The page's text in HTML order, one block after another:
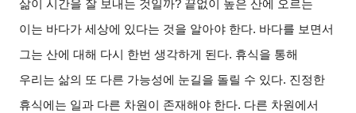
삶이 시간을 잘 보내는 것일까? 끝없이 높은 산에 오르는
이는 바다가 세상에 있다는 것을 알아야 한다. 바다를 보면서
그는 산에 대해 다시 한번 생각하게 된다. 휴식을 통해
우리는 삶의 또 다른 가능성에 눈길을 돌릴 수 있다. 진정한
휴식에는 일과 다른 차원이 존재해야 한다. 다른 차원에서